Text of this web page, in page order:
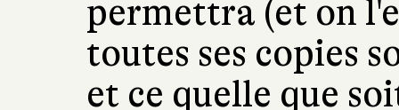
permettra (et on
toutes ses copies
et ce quelle que